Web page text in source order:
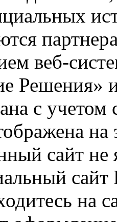
веб-
с
сайт не
сайт
на